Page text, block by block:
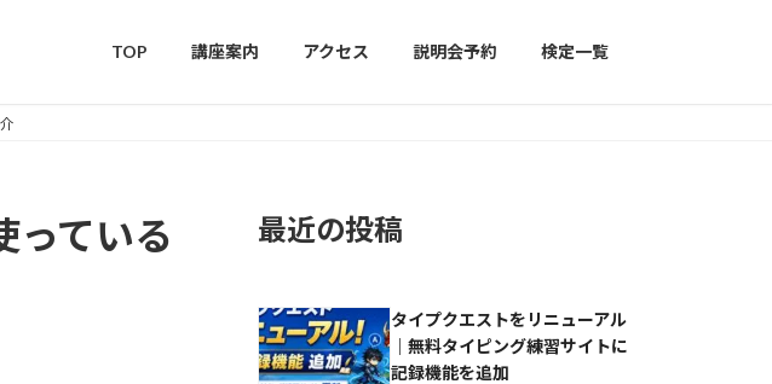
TOP 講座案内 アクセス 説明会予約 検定一覧
っている
最近の投稿
タイプクエストをリニューアル
｜無料タイピング練習サイトに
記録機能を追加